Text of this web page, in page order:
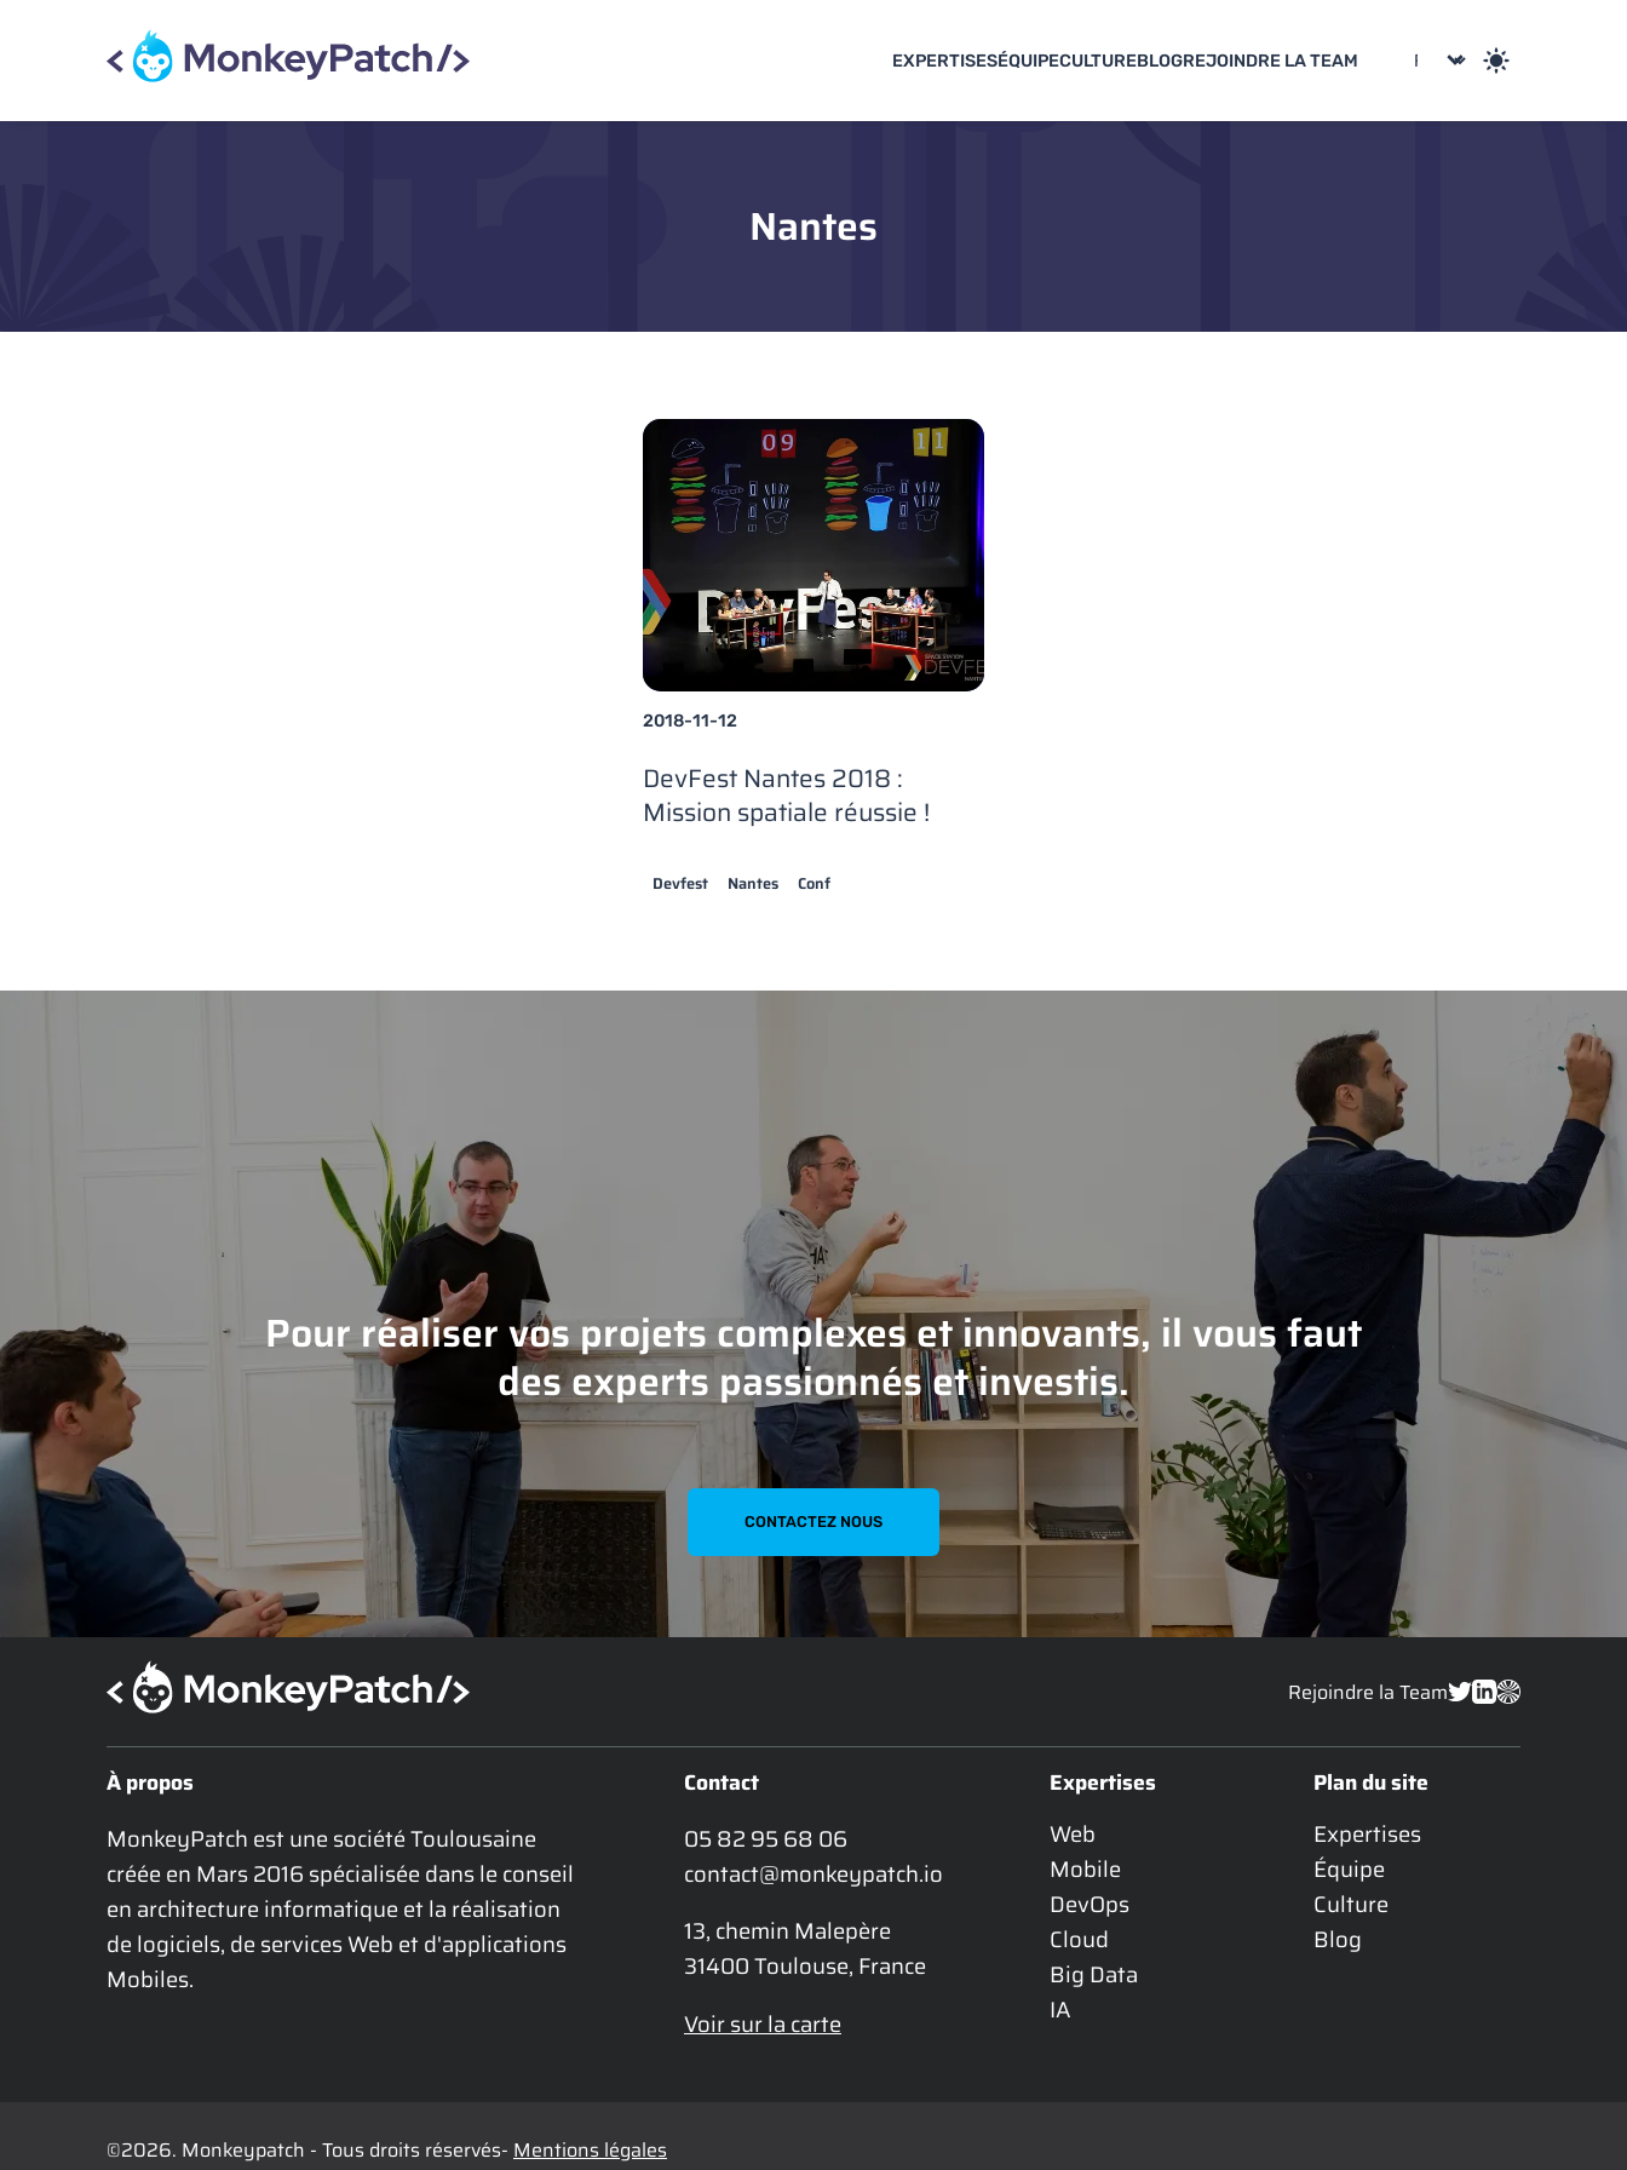
EXPERTISESÉQUIPECULTUREBLOGREJOINDRE LA TEAM
Nantes
2018-11-12
DevFest Nantes 2018 :
Mission spatiale réussie !
Devfest Nantes Conf
Pour réaliser vos projets complexes et innovants, il vous faut
des experts passionnés et investis.
CONTACTEZ NOUS
Rejoindre la Team
À propos
MonkeyPatch est une société Toulousaine
créée en Mars 2016 spécialisée dans le conseil
en architecture informatique et la réalisation
de logiciels, de services Web et d'applications
Mobiles.
Contact
05 82 95 68 06
contact@monkeypatch.io
13, chemin Malepère
31400 Toulouse, France
Voir sur la carte
Expertises
Web
Mobile
DevOps
Cloud
Big Data
IA
Plan du site
Expertises
Équipe
Culture
Blog
©2026. Monkeypatch - Tous droits réservés- Mentions légales